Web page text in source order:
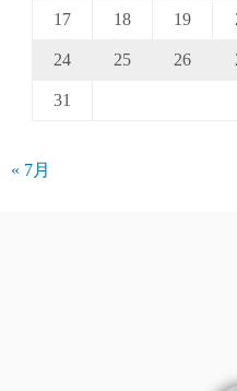
17 18 19
24 25 26
31
« 7月